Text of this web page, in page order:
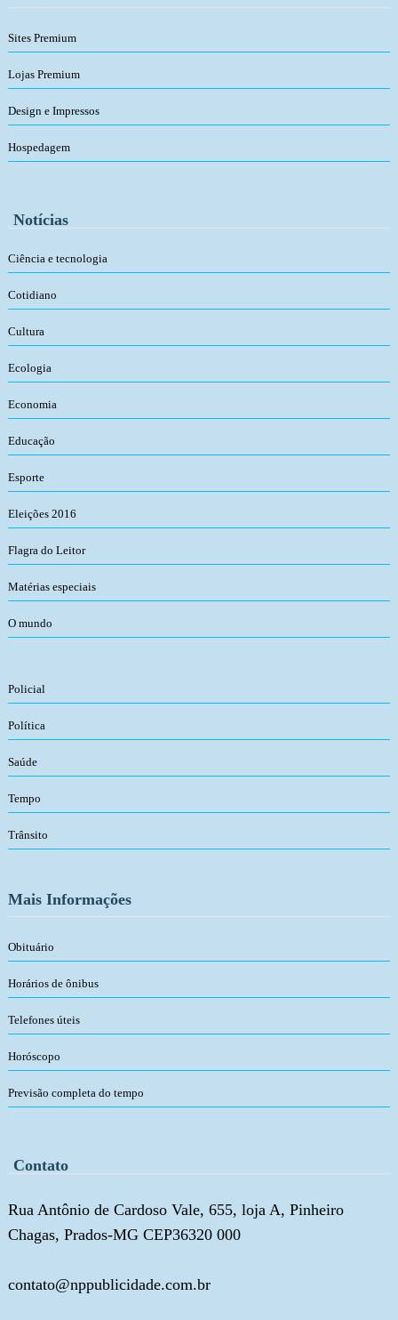
Sites Premium
Lojas Premium
Design e Impressos
Hospedagem
Notícias
Ciência e tecnologia
Cotidiano
Cultura
Ecologia
Economia
Educação
Esporte
Eleições 2016
Flagra do Leitor
Matérias especiais
O mundo
Policial
Política
Saúde
Tempo
Trânsito
Mais Informações
Obituário
Horários de ônibus
Telefones úteis
Horóscopo
Previsão completa do tempo
Contato
Rua Antônio de Cardoso Vale, 655, loja A, Pinheiro
Chagas, Prados-MG CEP36320 000
contato@nppublicidade.com.br